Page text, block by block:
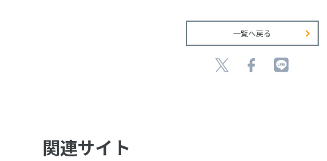
一覧へ戻る
関連サイト